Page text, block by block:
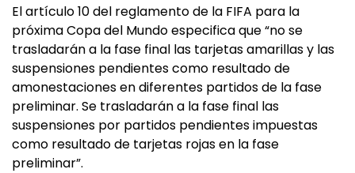
El artículo 10 del reglamento de la FIFA para la
próxima Copa del Mundo especifica que “no se
trasladarán a la fase final las tarjetas amarillas y las
suspensiones pendientes como resultado de
amonestaciones en diferentes partidos de la fase
preliminar. Se trasladarán a la fase final las
suspensiones por partidos pendientes impuestas
como resultado de tarjetas rojas en la fase
preliminar”.